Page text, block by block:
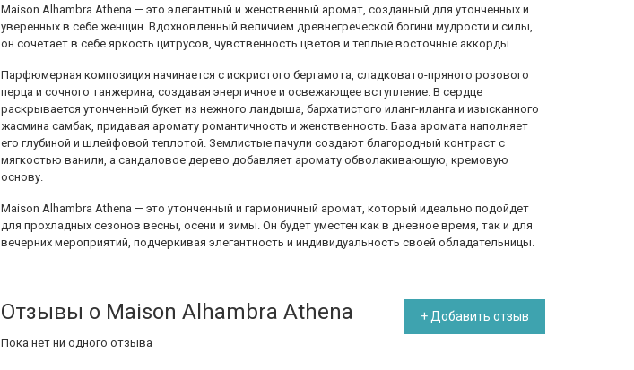
Maison Alhambra Athena — это элегантный и женственный аромат, созданный для утонченных и
уверенных в себе женщин. Вдохновленный величием древнегреческой богини мудрости и силы,
он сочетает в себе яркость цитрусов, чувственность цветов и теплые восточные аккорды.
Парфюмерная композиция начинается с искристого бергамота, сладковато-пряного розового
перца и сочного танжерина, создавая энергичное и освежающее вступление. В сердце
раскрывается утонченный букет из нежного ландыша, бархатистого иланг-иланга и изысканного
жасмина самбак, придавая аромату романтичность и женственность. База аромата наполняет
его глубиной и шлейфовой теплотой. Землистые пачули создают благородный контраст с
мягкостью ванили, а сандаловое дерево добавляет аромату обволакивающую, кремовую
основу.
Maison Alhambra Athena — это утонченный и гармоничный аромат, который идеально подойдет
для прохладных сезонов весны, осени и зимы. Он будет уместен как в дневное время, так и для
вечерних мероприятий, подчеркивая элегантность и индивидуальность своей обладательницы.
Отзывы о Maison Alhambra Athena + Добавить отзыв
Пока нет ни одного отзыва